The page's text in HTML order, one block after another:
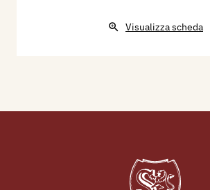
Visualizza scheda